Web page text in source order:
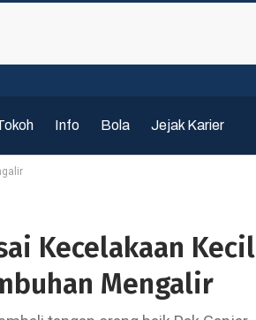
Info Bola Jejak Karier
Kecelakaan Kecil
Mengalir